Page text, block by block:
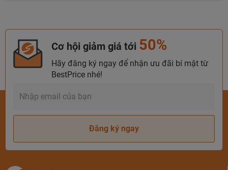
Cơ hội giảm giá tới 50%
Hãy đăng ký ngay để nhận ưu đãi bí mật từ
BestPrice nhé!
Đăng ký ngay